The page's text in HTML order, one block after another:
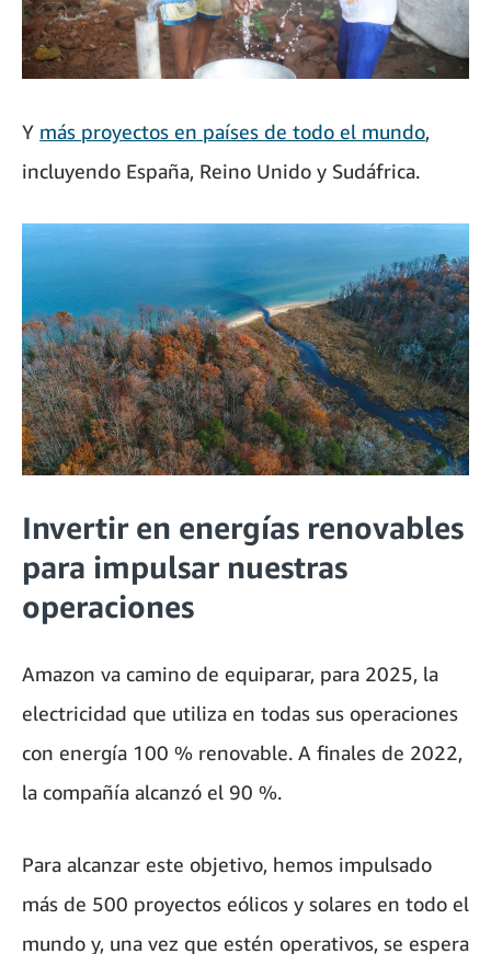
Y más proyectos en países de todo el mundo,
incluyendo España, Reino Unido y Sudáfrica.
Invertir en energías renovables
para impulsar nuestras
operaciones
Amazon va camino de equiparar, para 2025, la
electricidad que utiliza en todas sus operaciones
con energía 100 % renovable. A finales de 2022,
la compañía alcanzó el 90 %.
Para alcanzar este objetivo, hemos impulsado
más de 500 proyectos eólicos y solares en todo el
mundo y, una vez que estén operativos, se espera